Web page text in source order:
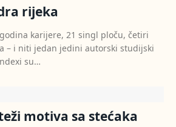
rijeka
karijere, 21 singl ploču, četiri
– i niti jedan jedini autorski studijski
su…
motiva sa stećaka